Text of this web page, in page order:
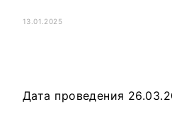
13.01.2025
Дата проведения